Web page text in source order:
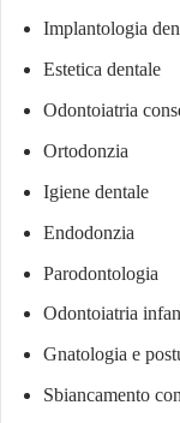
Implantologia
Estetica dentale
Odontoiatria
Ortodonzia
Igiene dentale
Endodonzia
Parodontologia
Odontoiatria
Gnatologia e
Sbiancamento